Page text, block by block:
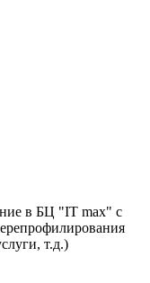
в БЦ "IT max" с
т.д.)